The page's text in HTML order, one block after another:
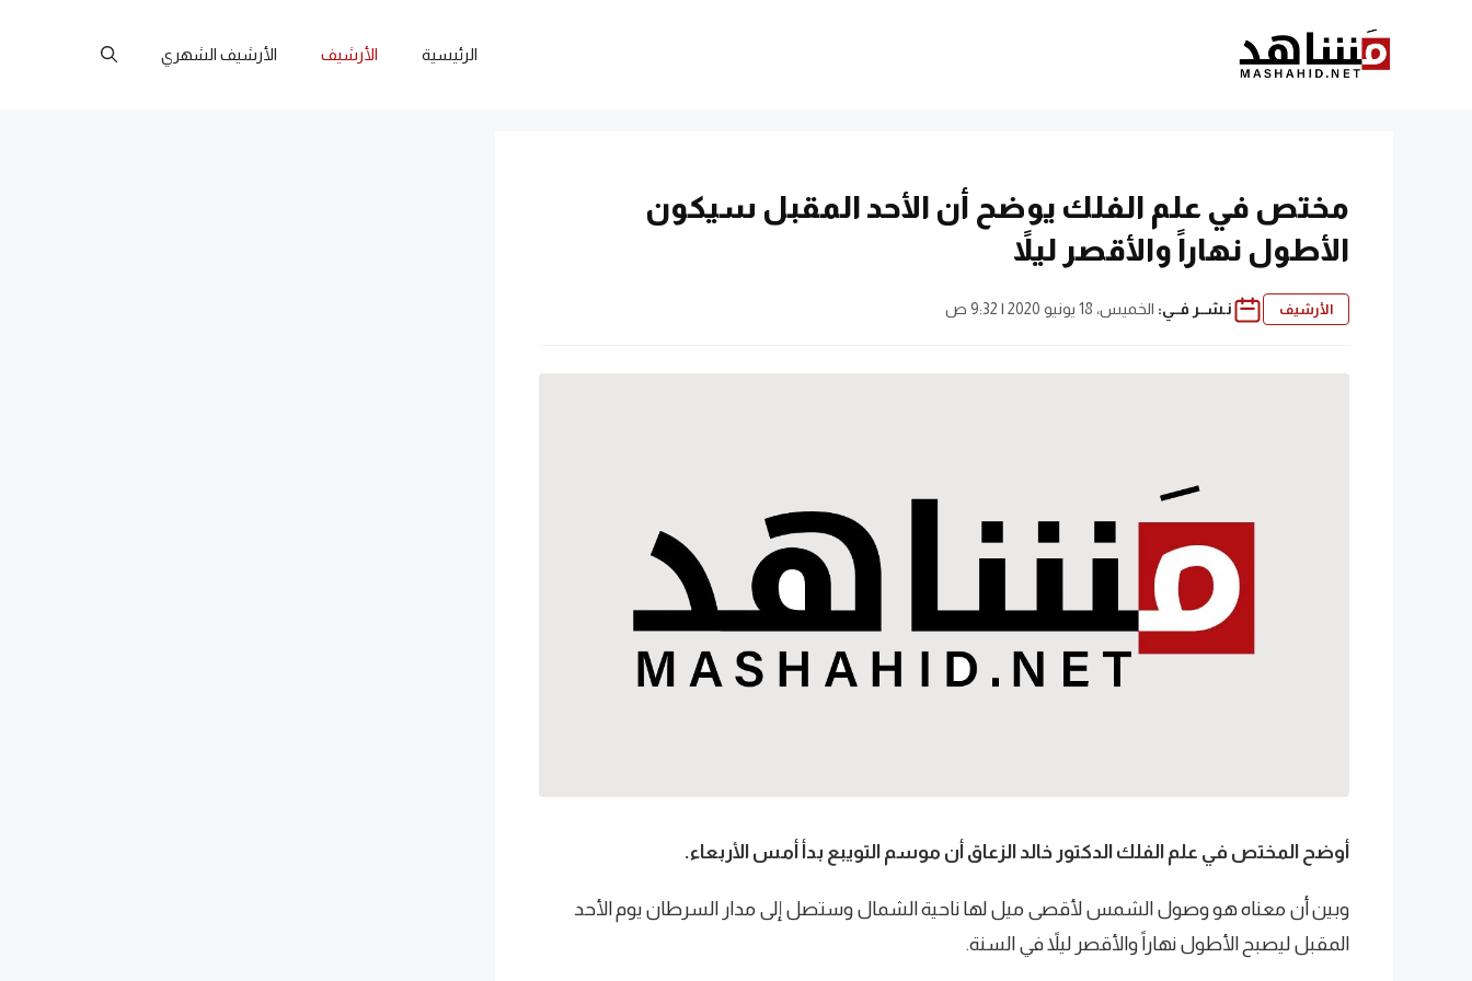
الرئيسية الأرشيف الأرشيف الشهري
مختص في علم الفلك يوضح أن الأحد المقبل سيكون
الأطول نهاراً والأقصر ليلاً
الأرشيف نـشــر فــي: الخميس، 18 يونيو 2020 | 9:32 ص
أوضح المختص في علم الفلك الدكتور خالد الزعاق أن موسم التويبع بدأ أمس الأربعاء.
وبين أن معناه هو وصول الشمس لأقصى ميل لها ناحية الشمال وستصل إلى مدار السرطان يوم الأحد
المقبل ليصبح الأطول نهاراً والأقصر ليلاً في السنة.